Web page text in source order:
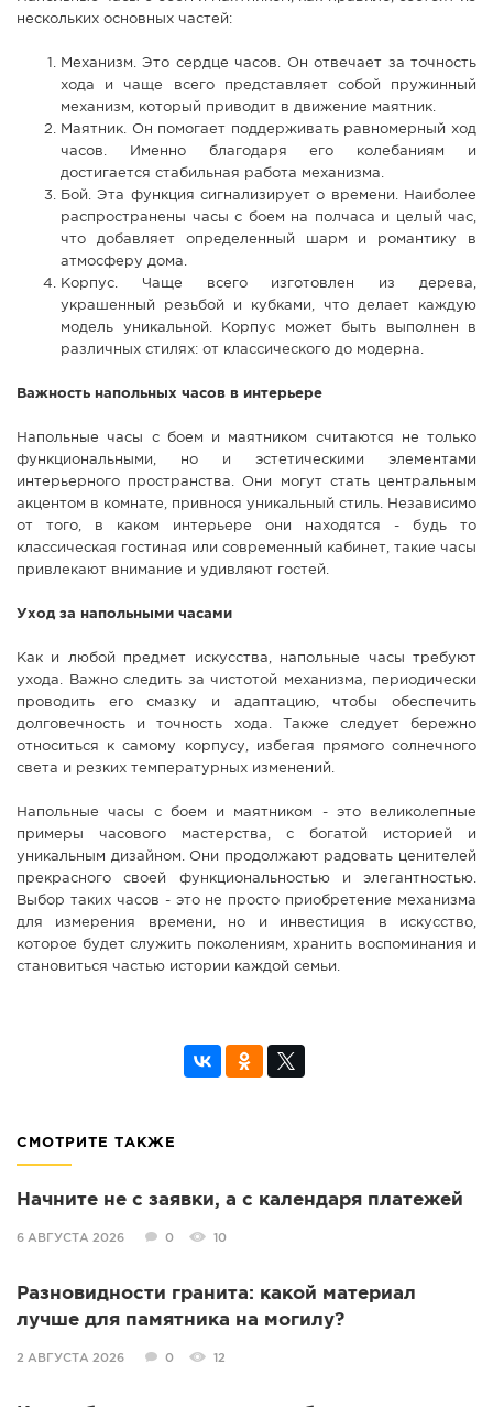
нескольких основных частей:
Механизм. Это сердце часов. Он отвечает за точность
хода и чаще всего представляет собой пружинный
механизм, который приводит в движение маятник.
Маятник. Он помогает поддерживать равномерный ход
часов. Именно благодаря его колебаниям и
достигается стабильная работа механизма.
Бой. Эта функция сигнализирует о времени. Наиболее
распространены часы с боем на полчаса и целый час,
что добавляет определенный шарм и романтику в
атмосферу дома.
Корпус. Чаще всего изготовлен из дерева,
украшенный резьбой и кубками, что делает каждую
модель уникальной. Корпус может быть выполнен в
различных стилях: от классического до модерна.
Важность напольных часов в интерьере
Напольные часы с боем и маятником считаются не только
функциональными, но и эстетическими элементами
интерьерного пространства. Они могут стать центральным
акцентом в комнате, привнося уникальный стиль. Независимо
от того, в каком интерьере они находятся - будь то
классическая гостиная или современный кабинет, такие часы
привлекают внимание и удивляют гостей.
Уход за напольными часами
Как и любой предмет искусства, напольные часы требуют
ухода. Важно следить за чистотой механизма, периодически
проводить его смазку и адаптацию, чтобы обеспечить
долговечность и точность хода. Также следует бережно
относиться к самому корпусу, избегая прямого солнечного
света и резких температурных изменений.
Напольные часы с боем и маятником - это великолепные
примеры часового мастерства, с богатой историей и
уникальным дизайном. Они продолжают радовать ценителей
прекрасного своей функциональностью и элегантностью.
Выбор таких часов - это не просто приобретение механизма
для измерения времени, но и инвестиция в искусство,
которое будет служить поколениям, хранить воспоминания и
становиться частью истории каждой семьи.
СМОТРИТЕ ТАКЖЕ
Начните не с заявки, а с календаря платежей
6 АВГУСТА 2026 0 10
Разновидности гранита: какой материал
лучше для памятника на могилу?
2 АВГУСТА 2026 0 12